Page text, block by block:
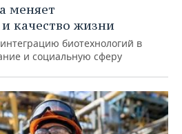
меняет
качество жизни
биотехнологий в
и социальную сферу